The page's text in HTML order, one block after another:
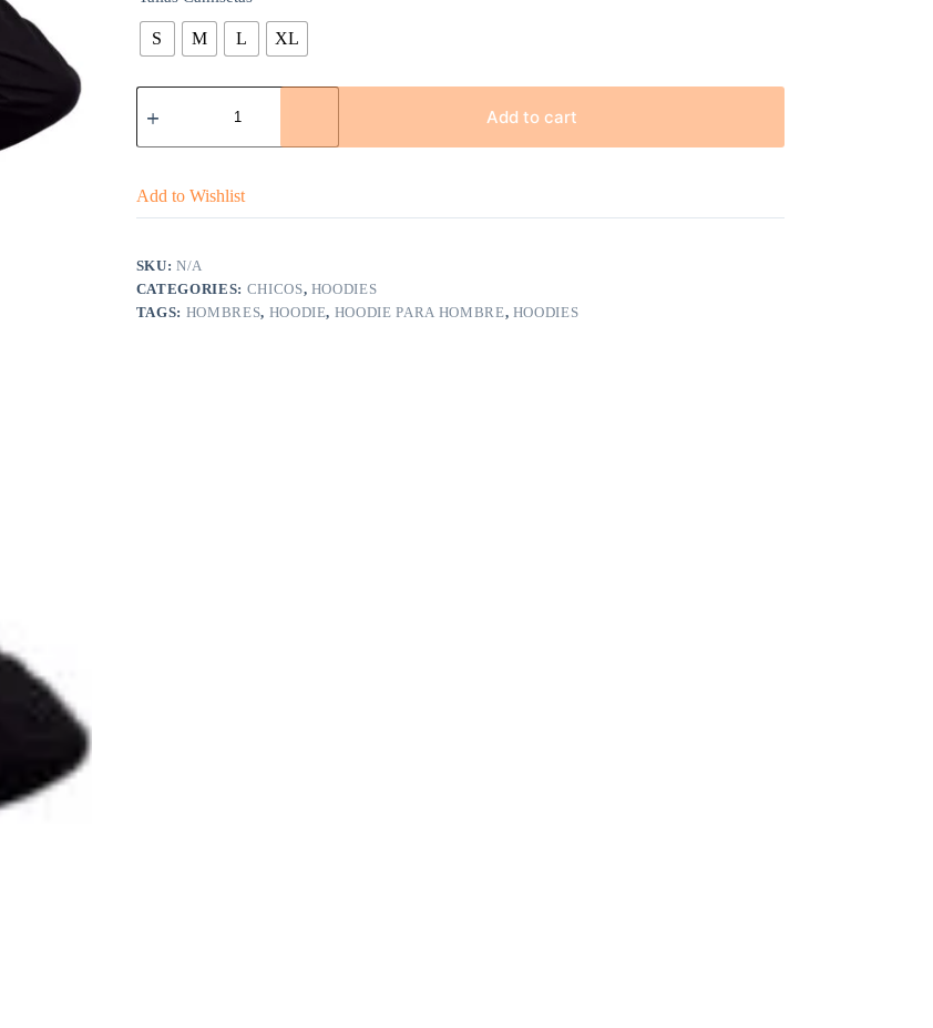
S M L XL
HOODIE
NEGRO
Add to cart
Add to Wishlist
SKU:N/A
CATEGORIES: CHICOS, HOODIES
TAGS: HOMBRES, HOODIE, HOODIE PARA HOMBRE, HOODIES